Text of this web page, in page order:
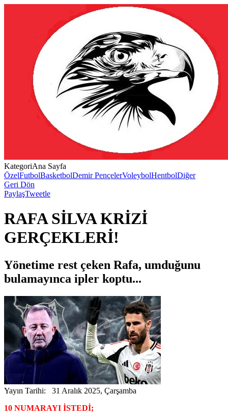
KategoriAna Sayfa
ÖzelFutbolBasketbolDemir PençelerVoleybolHentbolDiğer
Geri Dön
PaylaşTweetle
RAFA SİLVA KRİZİ
GERÇEKLERİ!
Yönetime rest çeken Rafa, umduğunu
bulamayınca ipler koptu...
Yayın Tarihi: 31 Aralık 2025, Çarşamba
10 NUMARAYI İSTEDİ;